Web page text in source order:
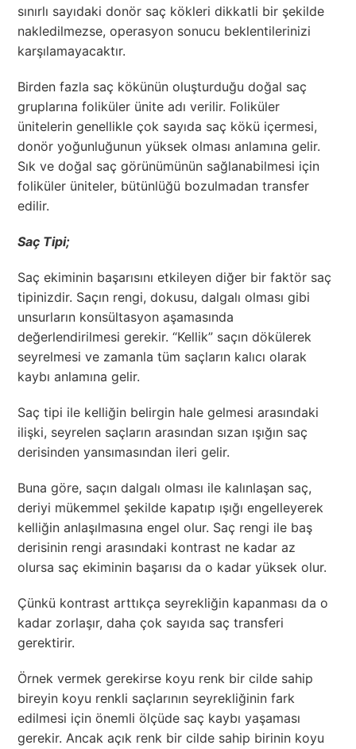
sınırlı sayıdaki donör saç kökleri dikkatli bir şekilde
nakledilmezse, operasyon sonucu beklentilerinizi
karşılamayacaktır.
Birden fazla saç kökünün oluşturduğu doğal saç
gruplarına foliküler ünite adı verilir. Foliküler
ünitelerin genellikle çok sayıda saç kökü içermesi,
donör yoğunluğunun yüksek olması anlamına gelir.
Sık ve doğal saç görünümünün sağlanabilmesi için
foliküler üniteler, bütünlüğü bozulmadan transfer
edilir.
Saç Tipi;
Saç ekiminin başarısını etkileyen diğer bir faktör saç
tipinizdir. Saçın rengi, dokusu, dalgalı olması gibi
unsurların konsültasyon aşamasında
değerlendirilmesi gerekir. “Kellik” saçın dökülerek
seyrelmesi ve zamanla tüm saçların kalıcı olarak
kaybı anlamına gelir.
Saç tipi ile kelliğin belirgin hale gelmesi arasındaki
ilişki, seyrelen saçların arasından sızan ışığın saç
derisinden yansımasından ileri gelir.
Buna göre, saçın dalgalı olması ile kalınlaşan saç,
deriyi mükemmel şekilde kapatıp ışığı engelleyerek
kelliğin anlaşılmasına engel olur. Saç rengi ile baş
derisinin rengi arasındaki kontrast ne kadar az
olursa saç ekiminin başarısı da o kadar yüksek olur.
Çünkü kontrast arttıkça seyrekliğin kapanması da o
kadar zorlaşır, daha çok sayıda saç transferi
gerektirir.
Örnek vermek gerekirse koyu renk bir cilde sahip
bireyin koyu renkli saçlarının seyrekliğinin fark
edilmesi için önemli ölçüde saç kaybı yaşaması
gerekir. Ancak açık renk bir cilde sahip birinin koyu